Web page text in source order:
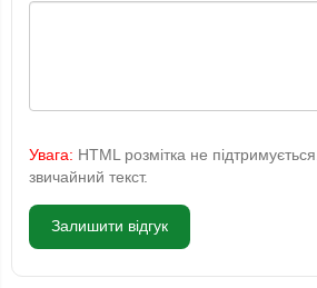
Увага: HTML розмітка не
звичайний текст.
Залишити відгук